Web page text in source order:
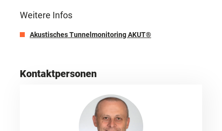
Weitere Infos
Akustisches Tunnelmonitoring AKUT®
Kontaktpersonen